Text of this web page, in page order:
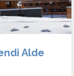
Alde